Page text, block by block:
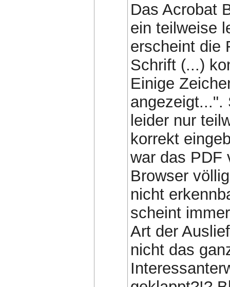
Das Acrobat
ein teilweise
erscheint die
Schrift (...)
Einige
angezeigt...".
leider nur
korrekt
war das PDF
Browser
nicht
scheint
Art der
nicht das